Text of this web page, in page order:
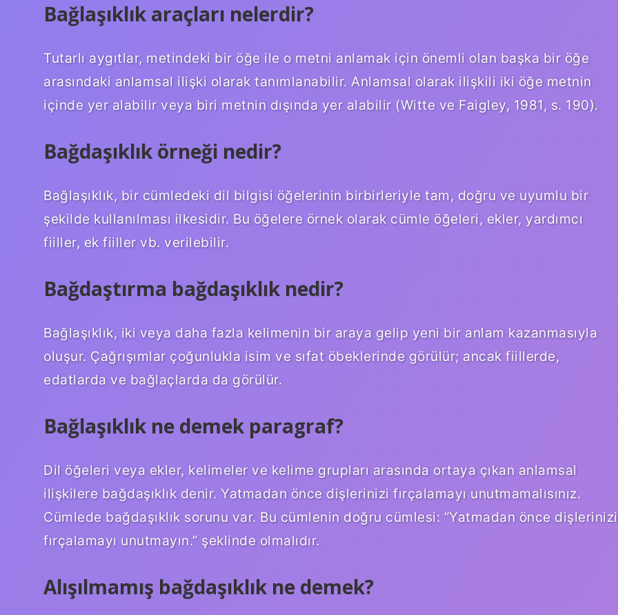
Bağlaşıklık araçları nelerdir?
Tutarlı aygıtlar, metindeki bir öğe ile o metni anlamak için önemli olan başka bir öğe
arasındaki anlamsal ilişki olarak tanımlanabilir. Anlamsal olarak ilişkili iki öğe metnin
içinde yer alabilir veya biri metnin dışında yer alabilir (Witte ve Faigley, 1981, s. 190).
Bağdaşıklık örneği nedir?
Bağlaşıklık, bir cümledeki dil bilgisi öğelerinin birbirleriyle tam, doğru ve uyumlu bir
şekilde kullanılması ilkesidir. Bu öğelere örnek olarak cümle öğeleri, ekler, yardımcı
fiiller, ek fiiller vb. verilebilir.
Bağdaştırma bağdaşıklık nedir?
Bağlaşıklık, iki veya daha fazla kelimenin bir araya gelip yeni bir anlam kazanmasıyla
oluşur. Çağrışımlar çoğunlukla isim ve sıfat öbeklerinde görülür; ancak fiillerde,
edatlarda ve bağlaçlarda da görülür.
Bağlaşıklık ne demek paragraf?
Dil öğeleri veya ekler, kelimeler ve kelime grupları arasında ortaya çıkan anlamsal
ilişkilere bağdaşıklık denir. Yatmadan önce dişlerinizi fırçalamayı unutmamalısınız.
Cümlede bağdaşıklık sorunu var. Bu cümlenin doğru cümlesi: “Yatmadan önce dişlerinizi
fırçalamayı unutmayın.” şeklinde olmalıdır.
Alışılmamış bağdaşıklık ne demek?